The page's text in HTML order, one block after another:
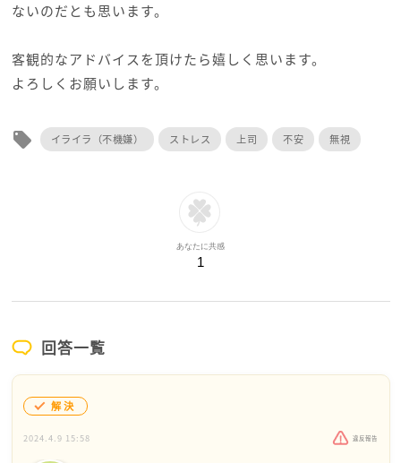
ないのだとも思います。
客観的なアドバイスを頂けたら嬉しく思います。
よろしくお願いします。
local_offer イライラ（不機嫌） ストレス 上司 不安 無視
あなたに共感
1
回答一覧
解決
2024.4.9 15:58 違反報告